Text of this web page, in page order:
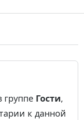
группе Гости,
к данной